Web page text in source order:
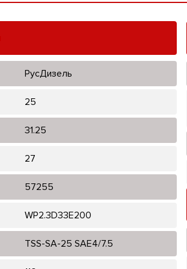
РусДизель
25
31.25
27
57255
WP2.3D33E200
TSS-SA-25 SAE4/7.5